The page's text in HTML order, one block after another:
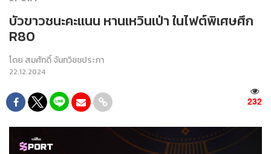
บัวขาวชนะคะแนน หานเหวินเป่า ในไฟต์พิเศษศึก
R80
โดย สมศักดิ์ จันทวิชชประภา
22.12.2024
232